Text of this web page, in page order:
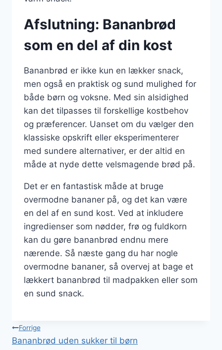
Afslutning: Bananbrød
som en del af din kost
Bananbrød er ikke kun en lækker snack,
men også en praktisk og sund mulighed for
både børn og voksne. Med sin alsidighed
kan det tilpasses til forskellige kostbehov
og præferencer. Uanset om du vælger den
klassiske opskrift eller eksperimenterer
med sundere alternativer, er der altid en
måde at nyde dette velsmagende brød på.
Det er en fantastisk måde at bruge
overmodne bananer på, og det kan være
en del af en sund kost. Ved at inkludere
ingredienser som nødder, frø og fuldkorn
kan du gøre bananbrød endnu mere
nærende. Så næste gang du har nogle
overmodne bananer, så overvej at bage et
lækkert bananbrød til madpakken eller som
en sund snack.
Indlægsnavigation
Forrige
Bananbrød uden sukker til børn